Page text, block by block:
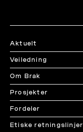
Aktuelt
Veiledning
Om Brak
Prosjekter
Fordeler
Etiske retningslinjer